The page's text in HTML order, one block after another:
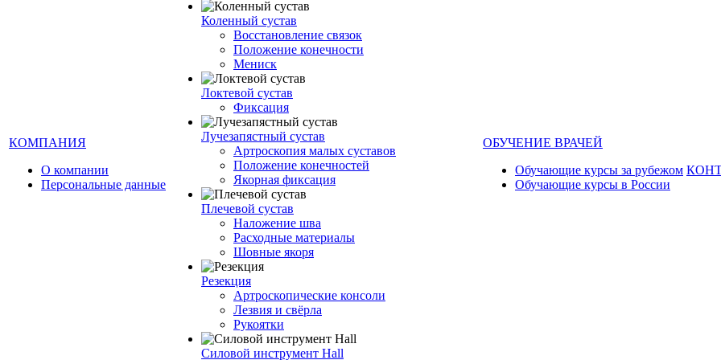
КОМПАНИЯ
О компании
Персональные данные
Коленный сустав
Восстановление связок
Положение конечности
Мениск
Локтевой сустав
Фиксация
Лучезапястный сустав
Артроскопия малых суставов
Положение конечностей
Якорная фиксация
Плечевой сустав
Наложение шва
Расходные материалы
Шовные якоря
Резекция
Артроскопические консоли
Лезвия и свёрла
Рукоятки
Силовой инструмент Hall
ОБУЧЕНИЕ ВРАЧЕЙ
Обучающие курсы за рубежом
Обучающие курсы в России